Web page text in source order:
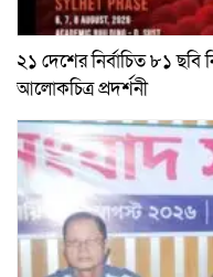
২১ দেশের নির্বাচিত ৮১ ছবি
আলোকচিত্র প্রদর্শনী